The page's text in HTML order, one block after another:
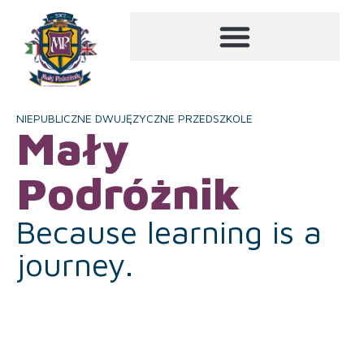
NIEPUBLICZNE DWUJĘZYCZNE PRZEDSZKOLE
Mały
Podróżnik
Because learning is a
journey.